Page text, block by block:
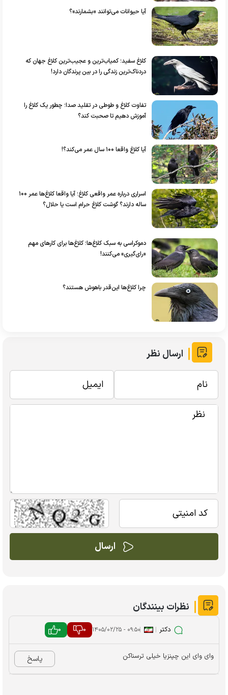
آیا حیوانات می‌توانند «بشمارند»؟
کلاغ سفید؛ کمیاب‌ترین و عجیب‌ترین کلاغ جهان که
دردناک‌ترین زندگی را در بین پرندگان دارد!
تفاوت کلاغ و طوطی در تقلید صدا؛ چطور یک کلاغ را
آموزش دهیم تا صحبت کند؟
آیا کلاغ واقعا ۱۰۰ سال عمر می‌کند؟!
اسراری درباره عمر واقعی کلاغ؛ آیا واقعا کلاغ‌ها عمر ۱۰۰
ساله دارند؟ گوشت کلاغ حرام است یا حلال؟
دموکراسی به سبک کلاغ‌ها؛ کلاغ‌ها برای کارهای مهم
«رای‌گیری» می‌کنند!
چرا کلاغ‌ها این‌قدر باهوش هستند؟
ارسال نظر
نظرات بینندگان
دکتر |
|۰۹:۵۰ - ۱۴۰۵/۰۲/۲۵ 0
0
وای وای این چپنزیا خیلی ترسناکن پاسخ